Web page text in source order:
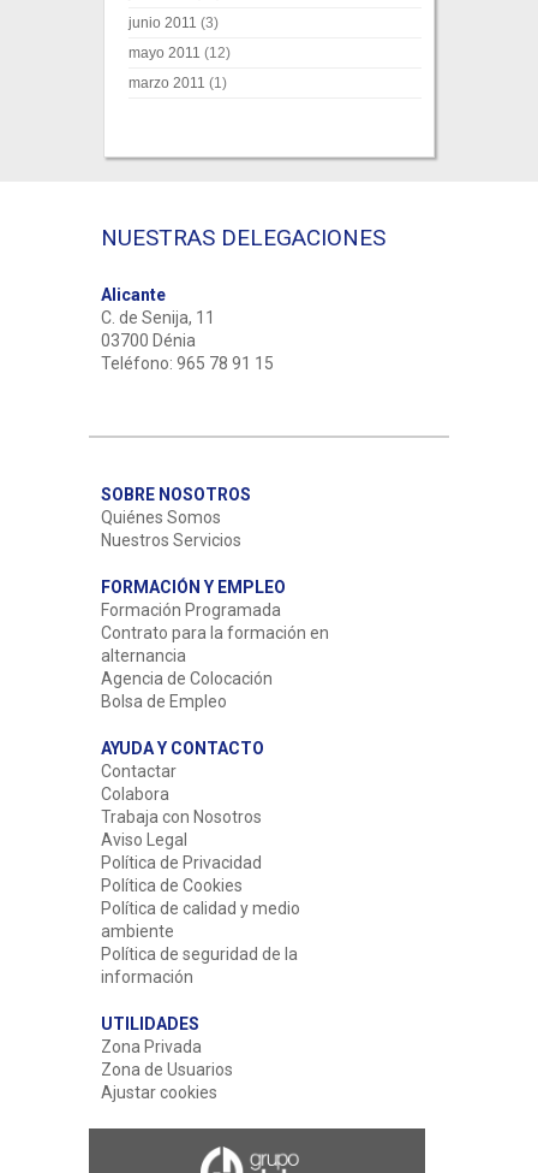
junio 2011 (3)
mayo 2011 (12)
marzo 2011 (1)
NUESTRAS DELEGACIONES
Alicante
C. de Senija, 11
03700 Dénia
Teléfono: 965 78 91 15
SOBRE NOSOTROS
Quiénes Somos
Nuestros Servicios
FORMACIÓN Y EMPLEO
Formación Programada
Contrato para la formación en
alternancia
Agencia de Colocación
Bolsa de Empleo
AYUDA Y CONTACTO
Contactar
Colabora
Trabaja con Nosotros
Aviso Legal
Política de Privacidad
Política de Cookies
Política de calidad y medio
ambiente
Política de seguridad de la
información
UTILIDADES
Zona Privada
Zona de Usuarios
Ajustar cookies